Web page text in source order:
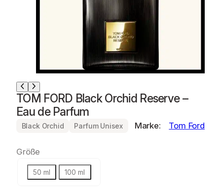
TOM FORD Black Orchid Reserve –
Eau de Parfum
Black Orchid Parfum Unisex Marke: Tom Ford
Größe
50 ml 100 ml